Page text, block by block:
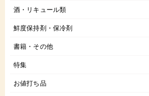
酒・リキュール類
鮮度保持剤・保冷剤
書籍・その他
特集
お値打ち品